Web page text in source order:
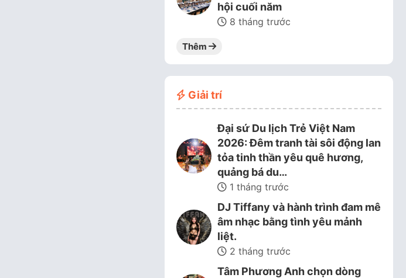
hội cuối năm
8 tháng trước
Thêm
Giải trí
Đại sứ Du lịch Trẻ Việt Nam
2026: Đêm tranh tài sôi động lan
tỏa tinh thần yêu quê hương,
quảng bá du…
1 tháng trước
DJ Tiffany và hành trình đam mê
âm nhạc bằng tình yêu mảnh
liệt.
2 tháng trước
Tâm Phương Anh chọn dòng